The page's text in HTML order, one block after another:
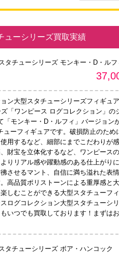
ーシリーズ買取実績
タチューシリーズ モンキー・D・ルフ
ン大型スタチューシリーズフィギュ
「ワンピース ログコレクション」の
「モンキー・D・ルフィ」バージョン
ーフィギュアです。破損防止のため
用するなど、細部にまでこだわりが
財宝を立体化するなど、ワンピース
りリアル感や躍動感のある仕上がり
させるマント、自信に満ち溢れた表
高品質ポリストーンによる重厚感と
しむことができる大型スタチューフ
ログコレクション大型スタチューシ
いつでも買取しております！まずは
タチューシリーズ ボア・ハンコック